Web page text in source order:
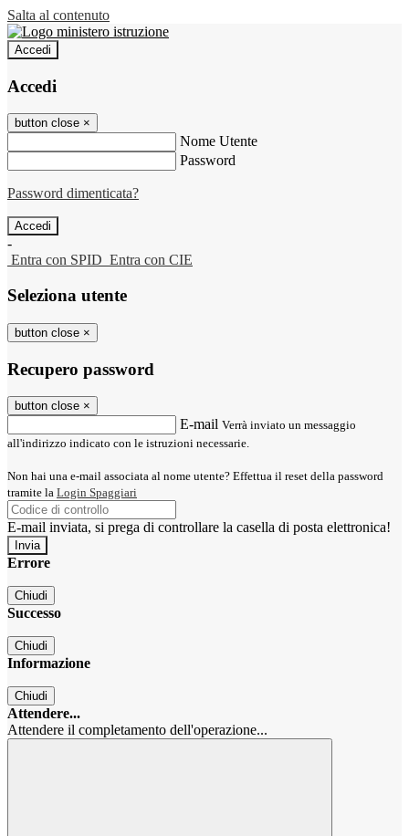
Salta al contenuto
Accedi
Accedi
button close ×
Nome Utente
Password
Password dimenticata?
-
Entra con SPID Entra con CIE
Seleziona utente
button close ×
Recupero password
button close ×
E-mail Verrà inviato un messaggio
all'indirizzo indicato con le istruzioni necessarie.
Non hai una e-mail associata al nome utente? Effettua il reset della password
tramite la Login Spaggiari
E-mail inviata, si prega di controllare la casella di posta elettronica!
Errore
Chiudi
Successo
Chiudi
Informazione
Chiudi
Attendere...
Attendere il completamento dell'operazione...